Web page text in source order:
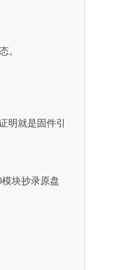
。
就是固件引
块抄录原盘